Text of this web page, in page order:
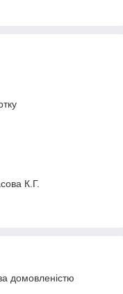
К.Г.
домовленістю